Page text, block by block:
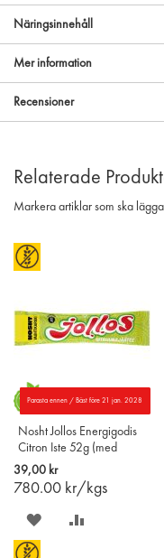
Näringsinnehåll
Mer information
Recensioner
Relaterade
Markera artiklar som ska
Parasta ennen / Bäst före 21 jan. 2028
Nosht Jollos Energigodis
Citron Iste 52g (med
koffein)
39,00 kr
780.00 kr/kgs
SPARA